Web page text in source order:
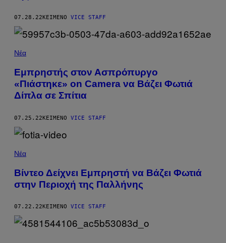
07.28.22 ΚΕΊΜΕΝΟ VICE STAFF
Νέα
Εμπρηστής στον Ασπρόπυργο
«Πιάστηκε» on Camera να Βάζει Φωτιά
Δίπλα σε Σπίτια
07.25.22ΚΕΊΜΕΝΟ VICE STAFF
Νέα
Βίντεο Δείχνει Εμπρηστή να Βάζει Φωτιά
στην Περιοχή της Παλλήνης
07.22.22 ΚΕΊΜΕΝΟ VICE STAFF